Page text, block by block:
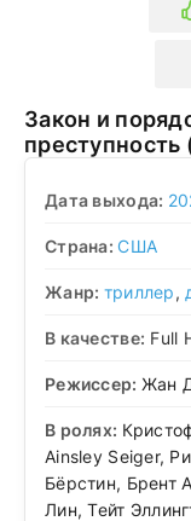
Закон и
преступность (2021) смотреть в хорошем
Дата выхода:
Страна:США
Жанр: триллер,
В качестве: Full
Режиссер: Жан
В ролях:
Ainsley Seiger,
Бёрстин, Брент
Лин, Тейт